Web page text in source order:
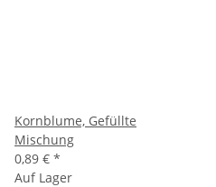
Kornblume, Gefüllte
Mischung
0,89 € *
Auf Lager